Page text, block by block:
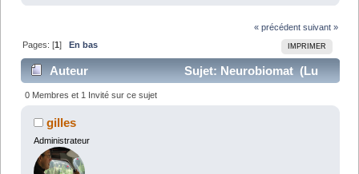
« précédent suivant »
IMPRIMER
Pages: [1] En bas
Auteur
Sujet: Neurobiomat (Lu
13055 fois)
0 Membres et 1 Invité sur ce sujet
gilles
Administrateur